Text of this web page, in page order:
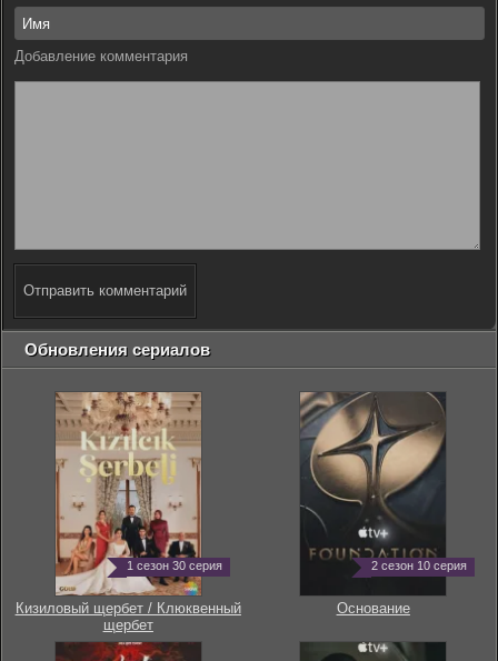
Добавление комментария
Отправить комментарий
Обновления сериалов
1 сезон 30 серия
Кизиловый щербет / Клюквенный
щербет
2 сезон 10 серия
Основание